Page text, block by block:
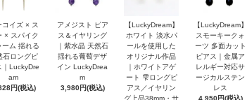
コイズ × ス
× スパイク
ーム 揺れる
石ロングピ
｜LuckyDre
am
円(税込)
アメジスト ピア
ス＆イヤリング
｜紫水晶 天然石
揺れる葡萄デザ
イン LuckyDrea
m
3,980円(税込)
【LuckyDream】
ホワイト 淡水パ
ールを使用した
オリジナル作品
｜ホワイトアゲ
ート 雫ロングピ
アス／イヤリン
【LuckyDream】
スモーキークォ
ーツ 多面カット
ピアス｜金属ア
レルギー対応サ
ージカルステン
レス